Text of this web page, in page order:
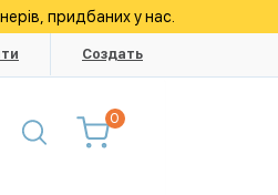
придбаних у нас.
Создать
0